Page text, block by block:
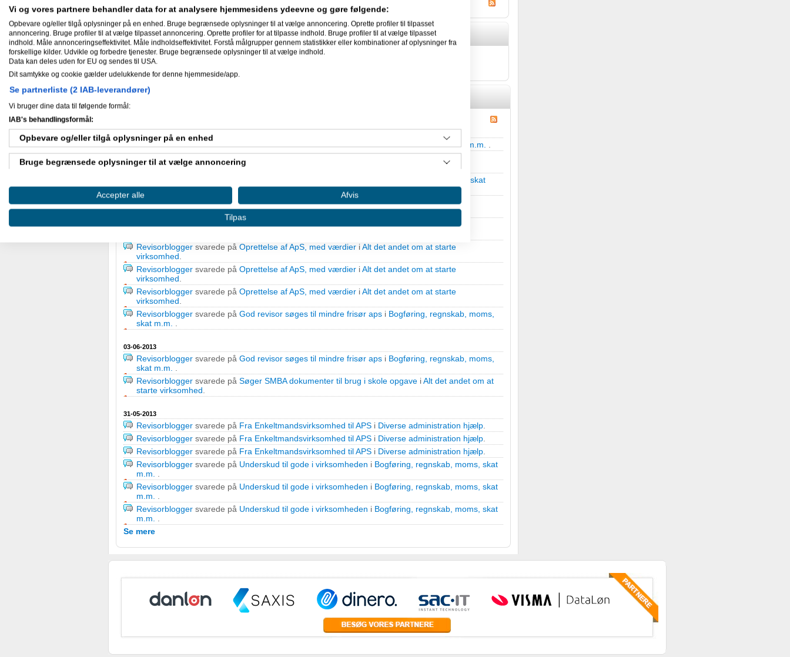
Gæstebog
Ingen har endnu skrevet i Revisorblogger's Gæstebog
Mine aktiviteter
Revisorbloggersvarede påEr du min nye bogholder..iBogføring, regnskab, moms, skat m.m.
05-06-2013
Bogføring, regnskab, moms, skat
m.m..
Revisorbloggersvarede påOprettelse af ApS, med værdieriAlt det andet om at starte
virksomhed.
Revisorblogger svarede på Oprettelse af ApS, med værdier iAlt det andet om at starte
virksomhed
Revisorblogger svarede på Oprettelse af ApS, med værdier iAlt det andet om at starte
virksomhed
Revisorblogger svarede på Oprettelse af ApS, med værdier iAlt det andet om at starte
virksomhed
Revisorblogger svarede på God revisor søges til mindre frisør aps i Bogføring, regnskab, moms,
skat m.m.
03-06-2013
Revisorblogger svarede på God revisor søges til mindre frisør aps i Bogføring, regnskab, moms,
skat m.m.
Revisorblogger svarede på Søger SMBA dokumenter til brug i skole opgave iAlt det andet om at
starte virksomhed
31-05-2013
Revisorblogger svarede på Fra Enkeltmandsvirksomhed til APS i Diverse administration hjælp
Revisorblogger svarede på Fra Enkeltmandsvirksomhed til APS i Diverse administration hjælp
Revisorblogger svarede på Fra Enkeltmandsvirksomhed til APS i Diverse administration hjælp
Revisorblogger svarede på Underskud til gode i virksomheden i Bogføring, regnskab, moms, skat
m.m.
Revisorblogger svarede på Underskud til gode i virksomheden i Bogføring, regnskab, moms, skat
m.m.
Revisorblogger svarede på Underskud til gode i virksomheden i Bogføring, regnskab, moms, skat
m.m.
Se mere
Vi og vores partnere behandler data for at analysere hjemmesidens ydeevne og gøre følgende:
Opbevare og/eller tilgå oplysninger på en enhed. Bruge begrænsede oplysninger til at vælge annoncering. Oprette profiler til tilpasset
annoncering. Bruge profiler til at vælge tilpasset annoncering. Oprette profiler for at tilpasse indhold. Bruge profiler til at vælge tilpasset
indhold. Måle annonceringseffektivitet. Måle indholdseffektivitet. Forstå målgrupper gennem statistikker eller kombinationer af oplysninger fra
forskellige kilder. Udvikle og forbedre tjenester. Bruge begrænsede oplysninger til at vælge indhold.
Data kan deles uden for EU og sendes til USA.
Dit samtykke og cookie gælder udelukkende for denne hjemmeside/app.
Se partnerliste (2 IAB-leverandører)
Vi bruger dine data til følgende formål:
IAB's behandlingsformål:
Opbevare og/eller tilgå oplysninger på en enhed
Bruge begrænsede oplysninger til at vælge annoncering
Oprette profiler til tilpasset annoncering
Bruge profiler til at vælge tilpasset annoncering
Bruge profiler til at vælge tilpasset indhold
Måle annonceringseffektivitet
Forstå målgrupper gennem statistikker eller kombinationer af oplysninger fra forskellige
Bruge begrænsede oplysninger til at vælge indhold
Bruge præcise geografiske placeringsoplysninger
Identificere enheder baseret på aktivt anmodede oplysninger
Annoncering / marketing
Accepter alle Afvis
Tilpas